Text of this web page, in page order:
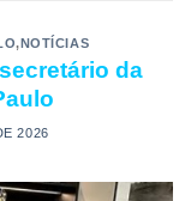
,NOTÍCIAS
da
2026